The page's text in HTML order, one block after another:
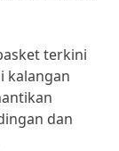
terkini
kalangan
dan